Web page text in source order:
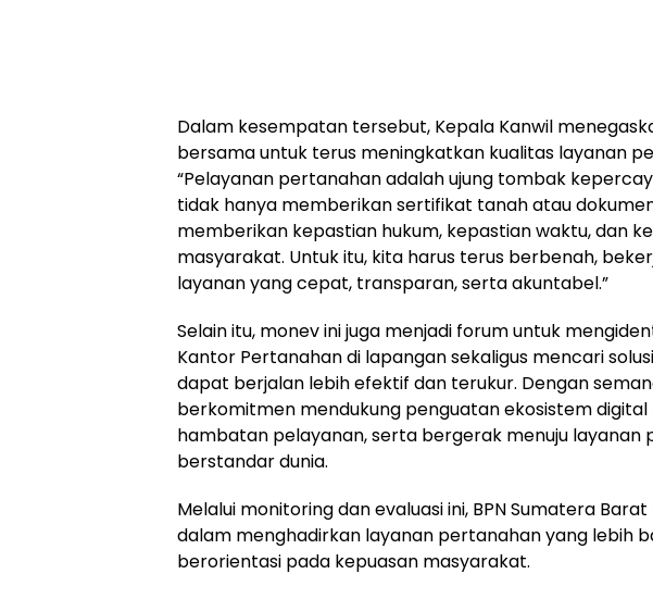
Dalam kesempatan tersebut, Kepala Kanwil
bersama untuk terus meningkatkan kualitas layanan
“Pelayanan pertanahan adalah ujung tombak
tidak hanya memberikan sertifikat tanah atau
memberikan kepastian hukum, kepastian waktu, dan
masyarakat. Untuk itu, kita harus terus berbenah,
layanan yang cepat, transparan, serta akuntabel.”
Selain itu, monev ini juga menjadi forum untuk
Kantor Pertanahan di lapangan sekaligus mencari
dapat berjalan lebih efektif dan terukur. Dengan
berkomitmen mendukung penguatan ekosistem
hambatan pelayanan, serta bergerak menuju layanan
berstandar dunia.
Melalui monitoring dan evaluasi ini, BPN Sumatera
dalam menghadirkan layanan pertanahan yang lebih
berorientasi pada kepuasan masyarakat.